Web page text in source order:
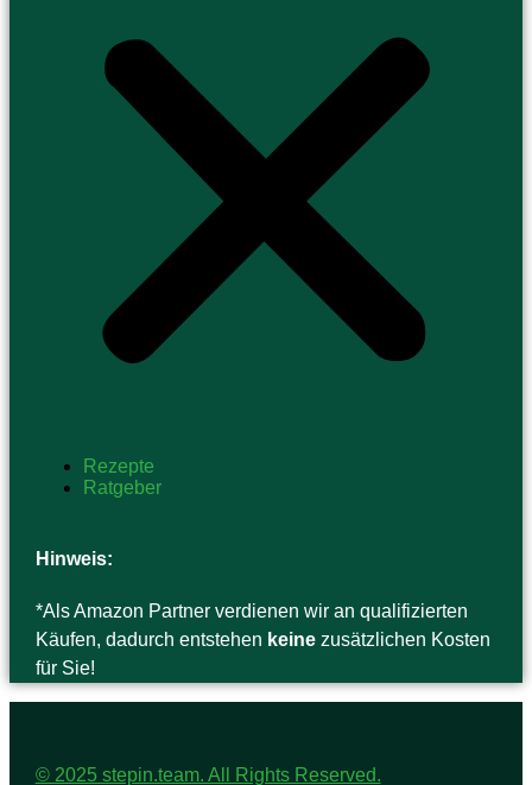
Rezepte
Ratgeber
Hinweis:
*Als Amazon Partner verdienen wir an qualifizierten
Käufen, dadurch entstehen keinezusätzlichen Kosten
für Sie!
© 2025 stepin.team. All Rights Reserved.